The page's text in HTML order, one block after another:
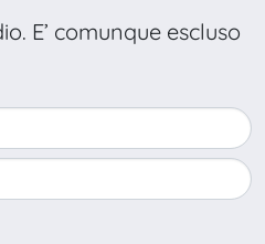
E’ comunque escluso